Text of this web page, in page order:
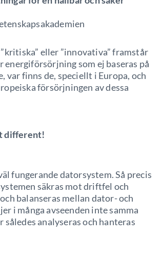
eller ”innovativa” framstår
som ej baseras på
finns de, speciellt i Europa, och
försörjningen av dessa
different!
fungerande datorsystem. Så precis
säkras mot driftfel och
balanseras mellan dator- och
i många avseenden inte samma
således analyseras och hanteras